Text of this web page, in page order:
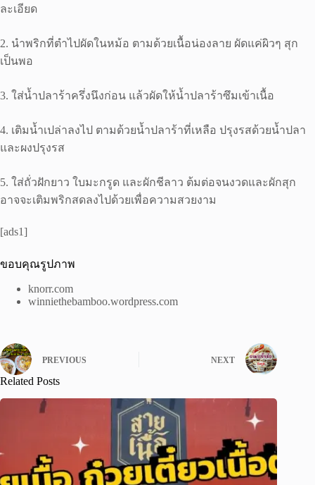
ละเอียด
2. นำพริกที่ตำไปผัดในหม้อ ตามด้วยเนื้อน่องลาย ผัดแค่ผิวๆ สุก
เป็นพอ
3. ใส่น้ำปลาร้าครึ่งนึงก่อน แล้วผัดให้น้ำปลาร้าซึมเข้าเนื้อ
4. เติมน้ำเปล่าลงไป ตามด้วยน้ำปลาร้าที่เหลือ ปรุงรสด้วยน้ำปลา
และผงปรุงรส
5. ใส่ถั่วฝักยาว ใบมะกรูด และผักชีลาว ต้มต่อจนงวดและผักสุก
อาจจะเติมพริกสดลงไปด้วยเพื่อความสวยงาม
[ads1]
ขอบคุณรูปภาพ
knorr.com
winniethebamboo.wordpress.com
PREVIOUS NEXT
Related Posts